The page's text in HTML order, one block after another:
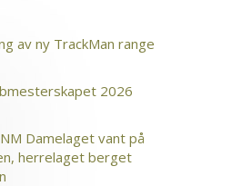
av ny TrackMan range
2026
Damelaget vant på
herrelaget berget